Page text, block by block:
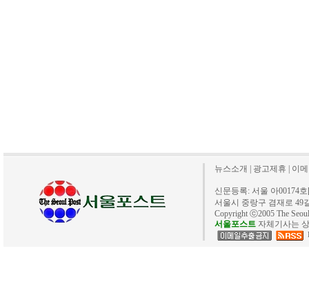
뉴스소개 광고제휴 이
신문등록: 서울 아00174
서울시 중랑구 겸재로 49
Copyright ⓒ2005 The
서울포스트 자체기사는